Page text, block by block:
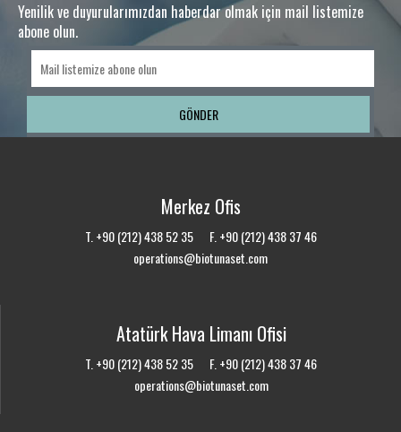
Yenilik ve duyurularımızdan haberdar olmak için mail listemize
abone olun.
Merkez Ofis
T. +90 (212) 438 52 35 F. +90 (212) 438 37 46
operations@biotunaset.com
Atatürk Hava Limanı Ofisi
T. +90 (212) 438 52 35 F. +90 (212) 438 37 46
operations@biotunaset.com